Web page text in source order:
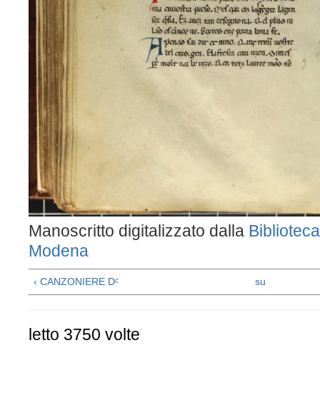
Manoscritto digitalizzato dalla
Modena
‹ CANZONIERE Dᶜ su
letto 3750 volte